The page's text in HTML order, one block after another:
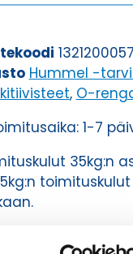
M20X1,5
RENGAS
määrä
1321200057
Hummel -
, O-
1-7
35kg:n